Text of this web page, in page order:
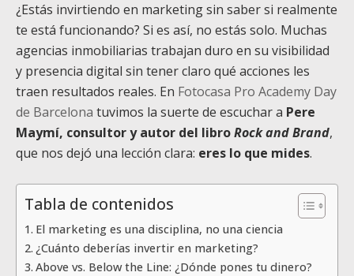
¿Estás invirtiendo en marketing sin saber si realmente
te está funcionando? Si es así, no estás solo. Muchas
agencias inmobiliarias trabajan duro en su visibilidad
y presencia digital sin tener claro qué acciones les
traen resultados reales. En Fotocasa Pro Academy Day
de Barcelona tuvimos la suerte de escuchar a Pere
Maymí, consultor y autor del libroRock and Brand,
que nos dejó una lección clara: eres lo que mides.
Tabla de contenidos
El marketing es una disciplina, no una ciencia
¿Cuánto deberías invertir en marketing?
Above vs. Below the Line: ¿Dónde pones tu dinero?